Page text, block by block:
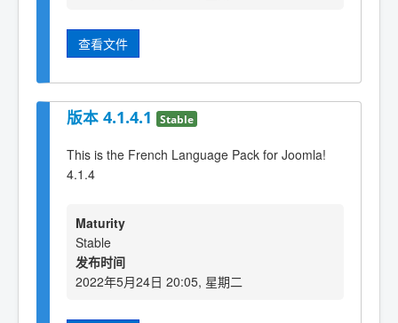
查看文件
版本 4.1.4.1 Stable
This is the French Language Pack for Joomla!
4.1.4
Maturity
Stable
发布时间
2022年5月24日 20:05, 星期二